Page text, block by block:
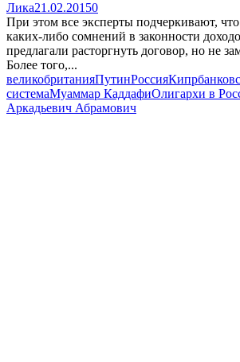
Лика21.02.20150
При этом все эксперты подчеркивают, что
каких-либо сомнений в законности
предлагали расторгнуть договор, но не
Более того,...
великобританияПутинРоссияКипр
системаМуаммар КаддафиОлигархи в
Аркадьевич Абрамович